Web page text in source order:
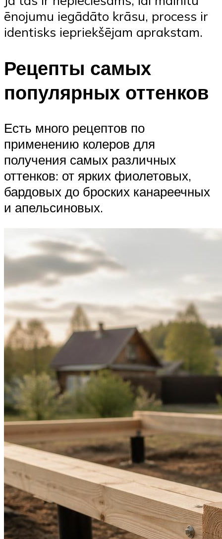
ēnojumu iegādāto krāsu, process ir
identisks iepriekšējam aprakstam.
Рецепты самых
популярных оттенков
Есть много рецептов по
применению колеров для
получения самых различных
оттенков: от ярких фиолетовых,
бардовых до броских канареечных
и апельсиновых.